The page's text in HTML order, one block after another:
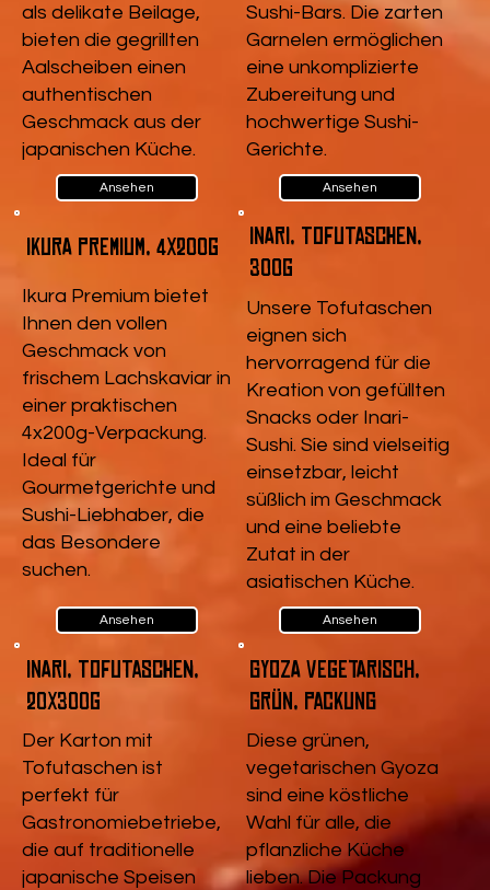
als delikate Beilage,
bieten die gegrillten
Aalscheiben einen
authentischen
Geschmack aus der
japanischen Küche.
Ansehen
Sushi-Bars. Die zarten
Garnelen ermöglichen
eine unkomplizierte
Zubereitung und
hochwertige Sushi-
Gerichte.
Ansehen
Ikura Premium, 4x200g
Ikura Premium bietet
Ihnen den vollen
Geschmack von
frischem Lachskaviar in
einer praktischen
4x200g-Verpackung.
Ideal für
Gourmetgerichte und
Sushi-Liebhaber, die
das Besondere
suchen.
Ansehen
Inari, Tofutaschen,
300g
Unsere Tofutaschen
eignen sich
hervorragend für die
Kreation von gefüllten
Snacks oder Inari-
Sushi. Sie sind vielseitig
einsetzbar, leicht
süßlich im Geschmack
und eine beliebte
Zutat in der
asiatischen Küche.
Ansehen
Inari, Tofutaschen,
20x300g
Der Karton mit
Tofutaschen ist
perfekt für
Gastronomiebetriebe,
die auf traditionelle
japanische Speisen
Gyoza vegetarisch,
Grün, Packung
Diese grünen,
vegetarischen Gyoza
sind eine köstliche
Wahl für alle, die
pflanzliche Küche
lieben. Die Packung